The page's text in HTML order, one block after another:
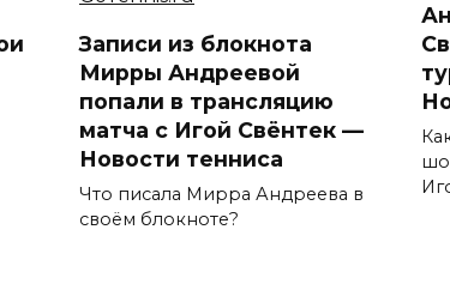
Записи из блокнота
Мирры Андреевой
попали в трансляцию
матча с Игой Свёнтек —
Новости тенниса
Что писала Мирра Андреева в
своём блокноте?